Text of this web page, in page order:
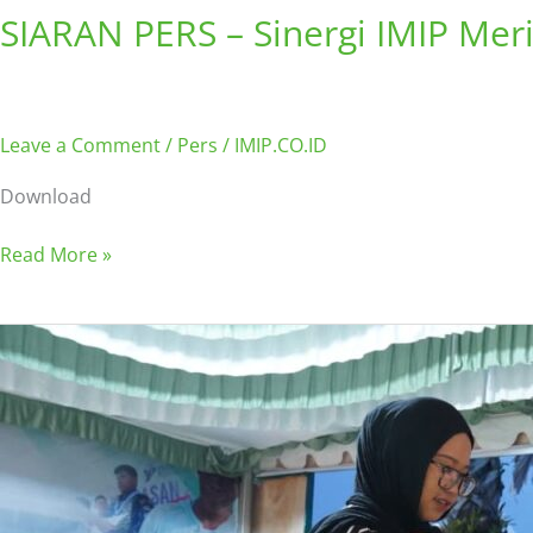
SIARAN PERS – Sinergi IMIP
Leave a Comment/ Pers / IMIP.CO.ID
Download
Read More »
Sinergi
IMIP
Meriahkan
Pameran
ke-
26